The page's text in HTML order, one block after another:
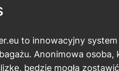
to innowacyjny
Anonimowa osoba,
będzie mogła